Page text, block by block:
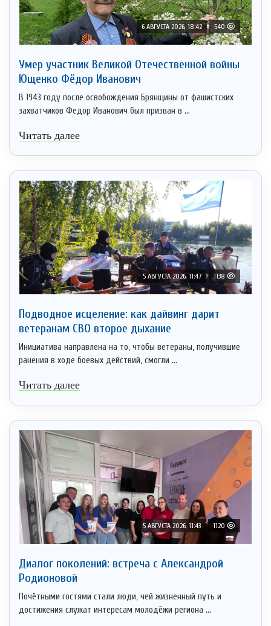
6 АВГУСТА 2026, 18:42 540
Умер участник Великой Отечественной войны
Ющенко Фёдор Иванович
В 1943 году после освобождения Брянщины от фашистских
захватчиков Федор Иванович был призван в ...
Читать далее
5 АВГУСТА 2026, 11:47 1138
Подводное исцеление: как дайвинг дарит
ветеранам СВО второе дыхание
Инициатива направлена на то, чтобы ветераны, получившие
ранения в ходе боевых действий, смогли ...
Читать далее
5 АВГУСТА 2026, 11:43 1120
Диалог поколений: встреча с Александрой
Родионовой
Почётными гостями стали люди, чей жизненный путь и
достижения служат интересам молодёжи региона ...